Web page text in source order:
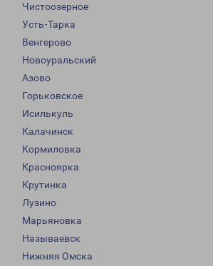
Чистоозерное
Усть-Тарка
Венгерово
Новоуральский
Азово
Горьковское
Исилькуль
Калачинск
Кормиловка
Красноярка
Крутинка
Лузино
Марьяновка
Называевск
Нижняя Омска